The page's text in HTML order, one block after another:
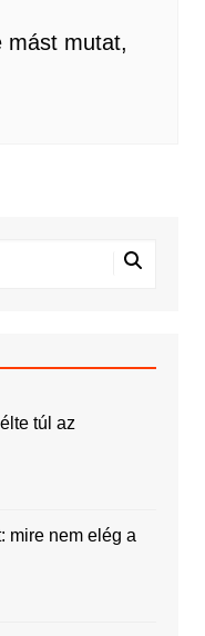
mást mutat,
túl az
mire nem elég a